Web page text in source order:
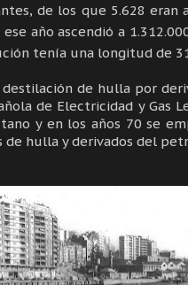
de los que 5.628 eran
año ascendió a
tenía una longitud de
de hulla por
de Electricidad y Gas
y en los años 70 se
de hulla y derivados del